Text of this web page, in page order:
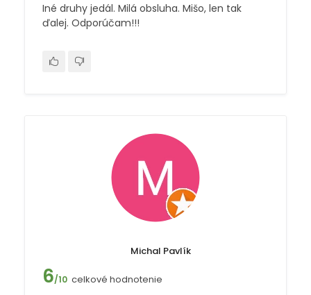
Iné druhy jedál. Milá obsluha. Mišo, len tak
ďalej. Odporúčam!!!
Michal Pavlík
6/10 celkové hodnotenie